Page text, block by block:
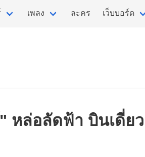
เพลง ละคร เว็บบอร์ด
หล่อลัดฟ้า บินเดี่ย